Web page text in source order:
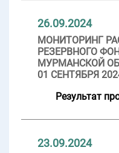
26.09.2024
МОНИТОРИНГ
РЕЗЕРВНОГО
МУРМАНСКОЙ
01 СЕНТЯБРЯ
Результат
23.09.2024